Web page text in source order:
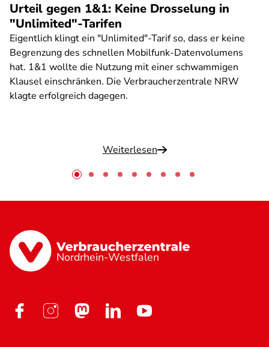
Urteil gegen 1&1: Keine Drosselung in
"Unlimited"-Tarifen
Eigentlich klingt ein "Unlimited"-Tarif so, dass er keine
Begrenzung des schnellen Mobilfunk-Datenvolumens
hat. 1&1 wollte die Nutzung mit einer schwammigen
Klausel einschränken. Die Verbraucherzentrale NRW
klagte erfolgreich dagegen.
Weiterlesen
Nordrhein-Westfalen